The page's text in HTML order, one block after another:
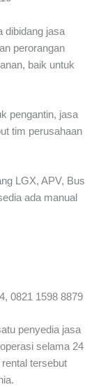
dibidang jasa
perorangan
baik untuk
pengantin, jasa
tim perusahaan
LGX, APV, Bus
ada manual
0821 1598 8879
penyedia jasa
selama 24
tersebut